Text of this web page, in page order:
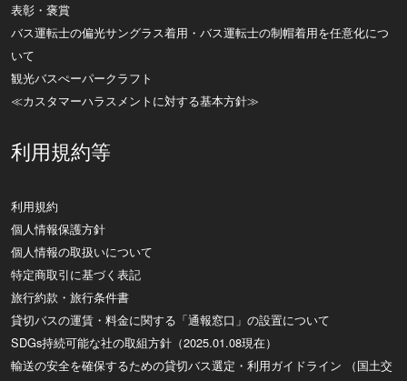
表彰・褒賞
バス運転士の偏光サングラス着用・バス運転士の制帽着用を任意化につ
いて
観光バスぺーパークラフト
≪カスタマーハラスメントに対する基本方針≫
利用規約等
利用規約
個人情報保護方針
個人情報の取扱いについて
特定商取引に基づく表記
旅行約款・旅行条件書
貸切バスの運賃・料金に関する「通報窓口」の設置について
SDGs持続可能な社の取組方針（2025.01.08現在）
輸送の安全を確保するための貸切バス選定・利用ガイドライン （国土交